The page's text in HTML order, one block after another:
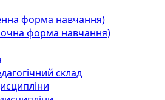
форма навчання)
форма навчання)
склад